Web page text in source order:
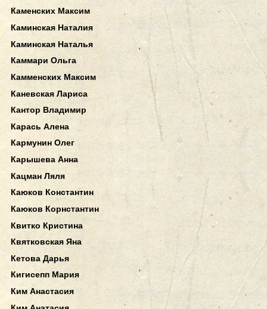
Каменских Максим
Каминская Наталия
Каминская Наталья
Каммари Ольга
Камменских Максим
Каневская Лариса
Кантор Владимир
Карась Алена
Кармунин Олег
Карышева Анна
Кацман Ляля
Каюков Константин
Каюков Корнстантин
Квитко Кристина
Квятковская Яна
Кетова Дарья
Кигисепп Мария
Ким Анастасия